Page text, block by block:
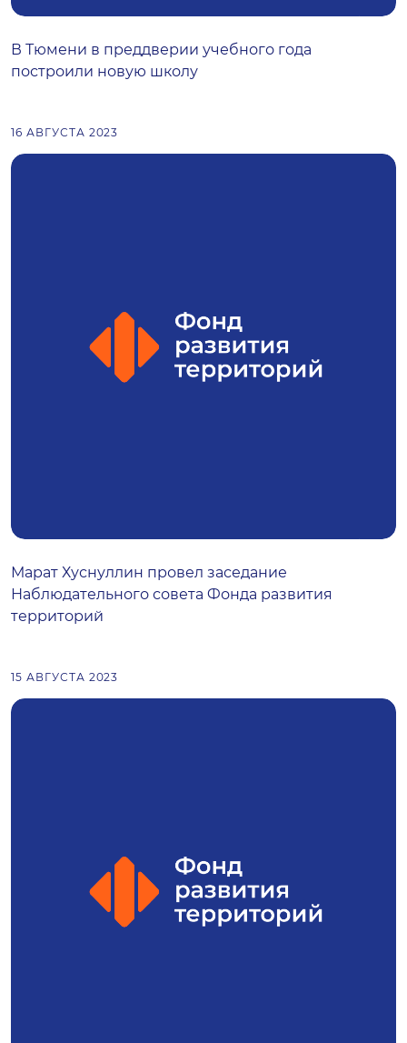
В Тюмени в преддверии учебного года
построили новую школу
16 АВГУСТА 2023
Марат Хуснуллин провел заседание
Наблюдательного совета Фонда развития
территорий
15 АВГУСТА 2023